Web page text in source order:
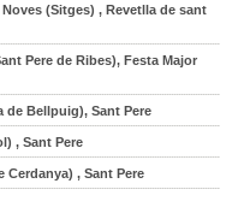
(Sitges) , Revetlla de sant
Pere de Ribes), Festa Major
de Bellpuig), Sant Pere
, Sant Pere
Cerdanya) , Sant Pere